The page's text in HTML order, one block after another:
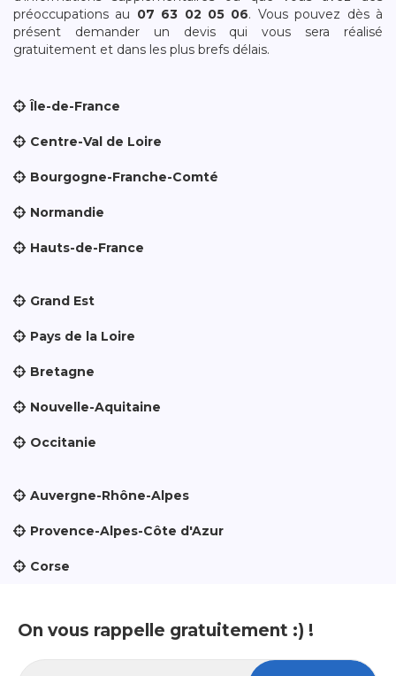
préoccupations au 07 63 02 05 06. Vous pouvez dès à
présent demander un devis qui vous sera réalisé
gratuitement et dans les plus brefs délais.
Île-de-France
Centre-Val de Loire
Bourgogne-Franche-Comté
Normandie
Hauts-de-France
Grand Est
Pays de la Loire
Bretagne
Nouvelle-Aquitaine
Occitanie
Auvergne-Rhône-Alpes
Provence-Alpes-Côte d'Azur
Corse
On vous rappelle gratuitement :) !